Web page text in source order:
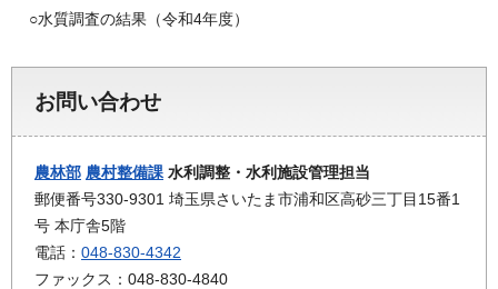
○水質調査の結果（令和4年度）
お問い合わせ
農林部 農村整備課 水利調整・水利施設管理担当
郵便番号330-9301 埼玉県さいたま市浦和区高砂三丁目15番1
号 本庁舎5階
電話： 048-830-4342
ファックス：048-830-4840